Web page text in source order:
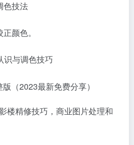
色技法
颜色。
识与调色技巧
楼精修技巧，商业图片处理和